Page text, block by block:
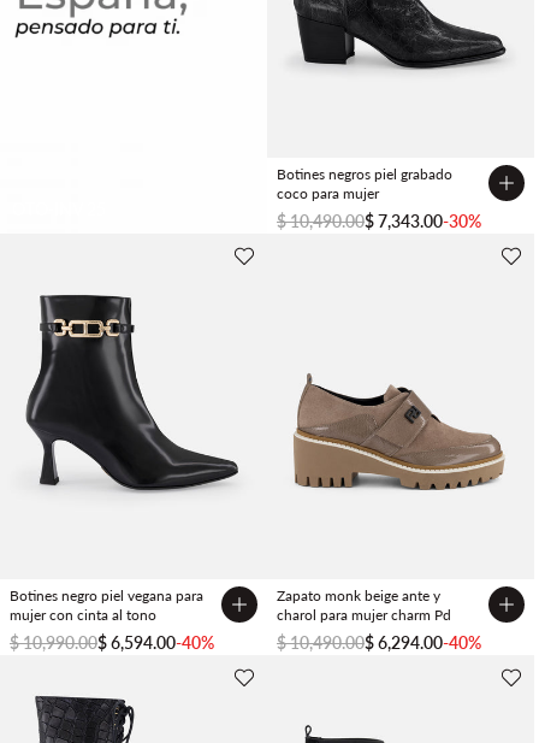
Botines negros piel grabado
coco para mujer
$ 10,490.00$ 7,343.00-30%
Botines negro piel vegana para
mujer con cinta al tono
$ 10,990.00$ 6,594.00-40%
Zapato monk beige ante y
charol para mujer charm Pd
$ 10,490.00$ 6,294.00-40%